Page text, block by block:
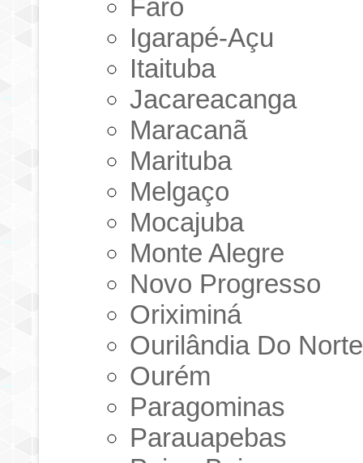
Faro
Igarapé-Açu
Itaituba
Jacareacanga
Maracanã
Marituba
Melgaço
Mocajuba
Monte Alegre
Novo Progresso
Oriximiná
Ourilândia Do Norte
Ourém
Paragominas
Parauapebas